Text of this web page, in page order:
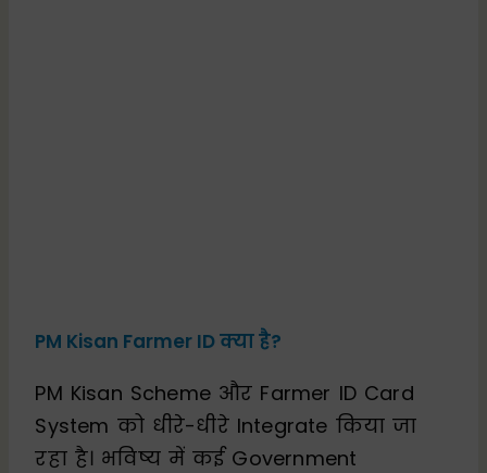
PM Kisan Farmer ID क्या है?
PM Kisan Scheme और Farmer ID Card
System को धीरे-धीरे Integrate किया जा
रहा है। भविष्य में कई Government